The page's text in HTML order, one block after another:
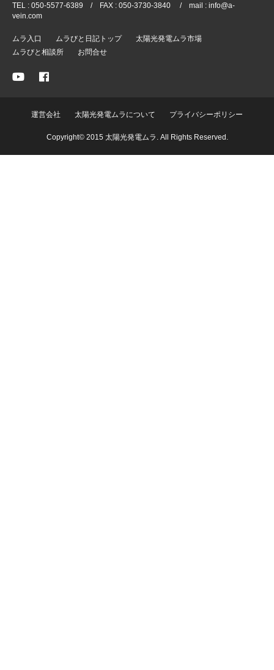
TEL : 050-5577-6389 / FAX : 050-3730-3840 / mail : info@a-
vein.com
ムラ入口 ムラびと日記トップ
太陽光発電ムラ市場
ムラびと相談所
お問合せ
運営会社 太陽光発電ムラについて プライバシーポリシー
Copyright© 2015 太陽光発電ムラ. All Rights Reserved.